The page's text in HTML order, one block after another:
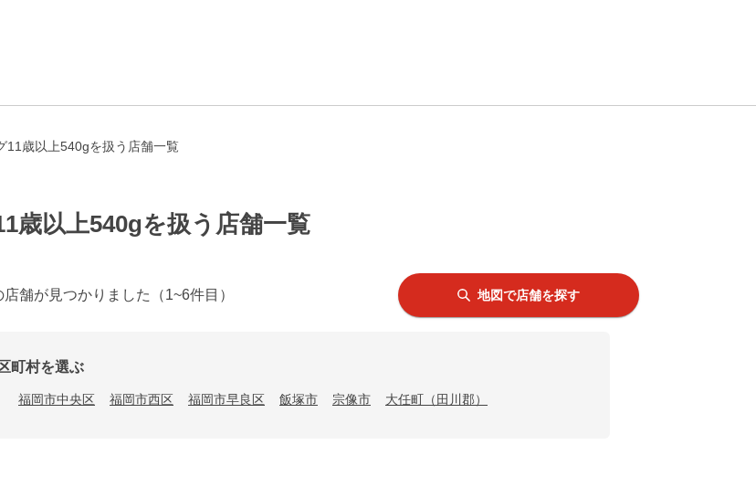
11歳以上540gを扱う店舗一覧
歳以上540gを扱う店舗一覧
店舗が見つかりました （1~6件目） 地図で店舗を探す
町村を選ぶ
福岡市中央区 福岡市西区 福岡市早良区 飯塚市 宗像市 大任町（田川郡）